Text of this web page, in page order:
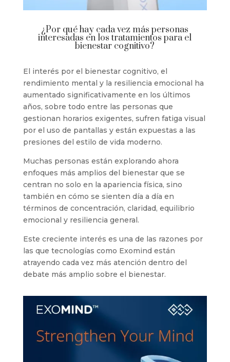
¿Por qué hay cada vez más personas
interesadas en los tratamientos para el
bienestar cognitivo?
El interés por el bienestar cognitivo, el
rendimiento mental y la resiliencia emocional ha
aumentado significativamente en los últimos
años, sobre todo entre las personas que
gestionan horarios exigentes, sufren fatiga visual
por el uso de pantallas y están expuestas a las
presiones del estilo de vida moderno.
Muchas personas están explorando ahora
enfoques más amplios del bienestar que se
centran no solo en la apariencia física, sino
también en cómo se sienten día a día en
términos de concentración, claridad, equilibrio
emocional y resiliencia general.
Este creciente interés es una de las razones por
las que tecnologías como Exomind están
atrayendo cada vez más atención dentro del
debate más amplio sobre el bienestar.